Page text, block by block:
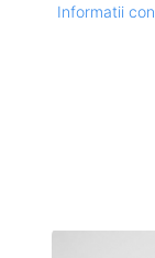
Informatii